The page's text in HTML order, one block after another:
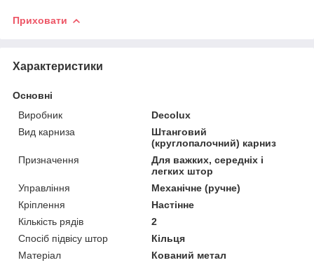
Приховати
Характеристики
Основні
Виробник
Decolux
Вид карниза
Штанговий
(круглопалочний) карниз
Призначення
Для важких, середніх і
легких штор
Управління
Механічне (ручне)
Кріплення
Настінне
Кількість рядів
2
Спосіб підвісу штор
Кільця
Матеріал
Кований метал